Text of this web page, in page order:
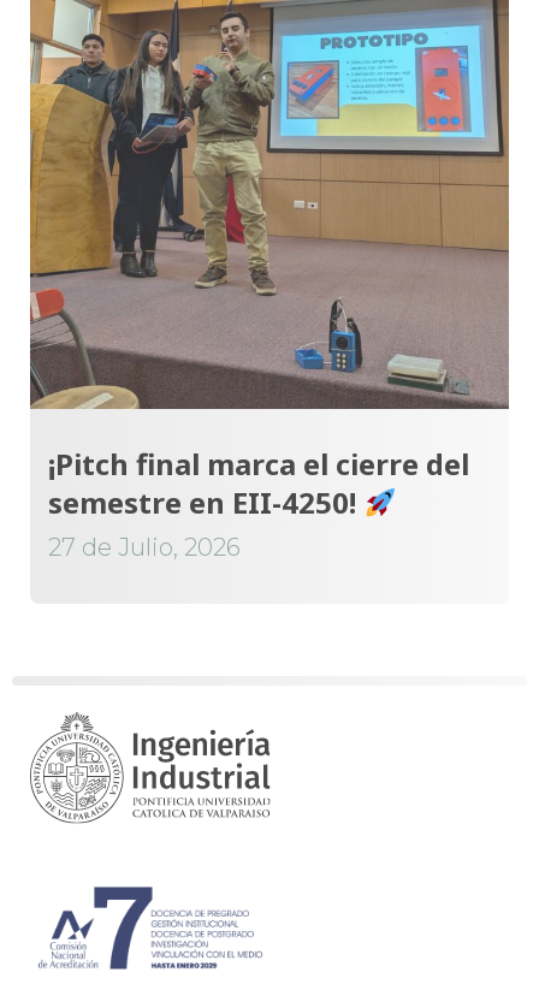
¡Pitch final marca el cierre del
semestre en EII-4250!
27 de Julio, 2026